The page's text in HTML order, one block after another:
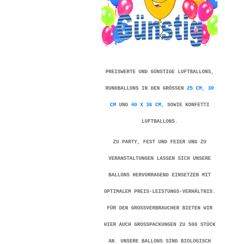
PREISWERTE UND GÜNSTIGE LUFTBALLONS,
RUNDBALLONS IN DEN GRÖSSEN 25 CM , 30
CM UND 40 X 36 CM , SOWIE KONFETTI
LUFTBALLONS.
ZU PARTY, FEST UND FEIER UND ZU
VERANSTALTUNGEN LASSEN SICH UNSERE
BALLONS HERVORRAGEND EINSETZEN MIT
OPTIMALEM PREIS-LEISTUNGS-VERHÄLTNIS.
FÜR DEN GROSSVERBRAUCHER BIETEN WIR H
IER AUCH GROSSPACKUNGEN ZU 500 STÜCK AN
. UNSERE BALLONS SIND BIOLOGISCH AB